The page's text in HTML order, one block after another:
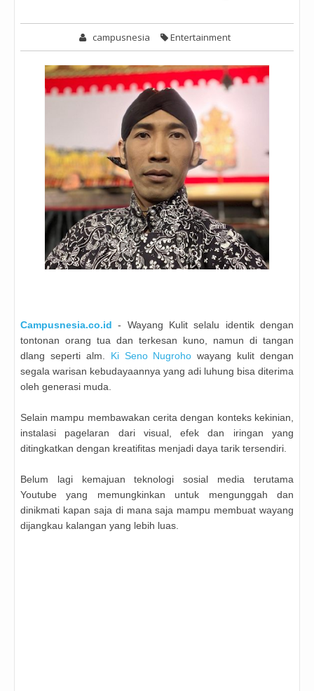
campusnesia Entertainment
Campusnesia.co.id - Wayang Kulit selalu identik dengan
tontonan orang tua dan terkesan kuno, namun di tangan
dlang seperti alm. Ki Seno Nugroho wayang kulit dengan
segala warisan kebudayaannya yang adi luhung bisa diterima
oleh generasi muda.
Selain mampu membawakan cerita dengan konteks kekinian,
instalasi pagelaran dari visual, efek dan iringan yang
ditingkatkan dengan kreatifitas menjadi daya tarik tersendiri.
Belum lagi kemajuan teknologi sosial media terutama
Youtube yang memungkinkan untuk mengunggah dan
dinikmati kapan saja di mana saja mampu membuat wayang
dijangkau kalangan yang lebih luas.